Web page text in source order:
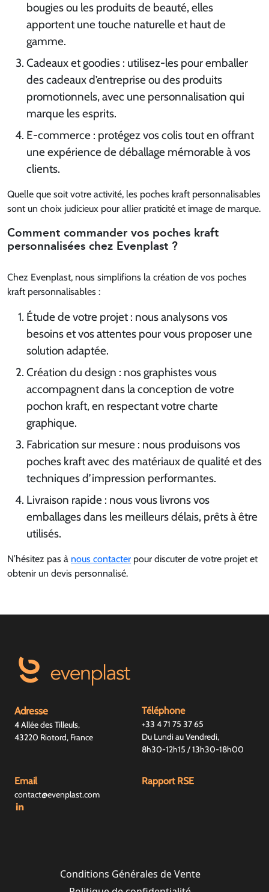
bougies ou les produits de beauté, elles
apportent une touche naturelle et haut de
gamme.
Cadeaux et goodies : utilisez-les pour emballer
des cadeaux d’entreprise ou des produits
promotionnels, avec une personnalisation qui
marque les esprits.
E-commerce : protégez vos colis tout en offrant
une expérience de déballage mémorable à vos
clients.
Quelle que soit votre activité, les poches kraft personnalisables
sont un choix judicieux pour allier praticité et image de marque.
Comment commander vos poches kraft
personnalisées chez Evenplast ?
Chez Evenplast, nous simplifions la création de vos poches
kraft personnalisables :
Étude de votre projet : nous analysons vos
besoins et vos attentes pour vous proposer une
solution adaptée.
Création du design : nos graphistes vous
accompagnent dans la conception de votre
pochon kraft, en respectant votre charte
graphique.
Fabrication sur mesure : nous produisons vos
poches kraft avec des matériaux de qualité et des
techniques d’impression performantes.
Livraison rapide : nous vous livrons vos
emballages dans les meilleurs délais, prêts à être
utilisés.
N’hésitez pas à nous contacter pour discuter de votre projet et
obtenir un devis personnalisé.
Adresse
4 Allée des Tilleuls,
43220 Riotord, France
Téléphone
+33 4 71 75 37 65
Du Lundi au Vendredi,
8h30-12h15 / 13h30-18h00
Email
contact@evenplast.com
Rapport RSE
Conditions Générales de Vente